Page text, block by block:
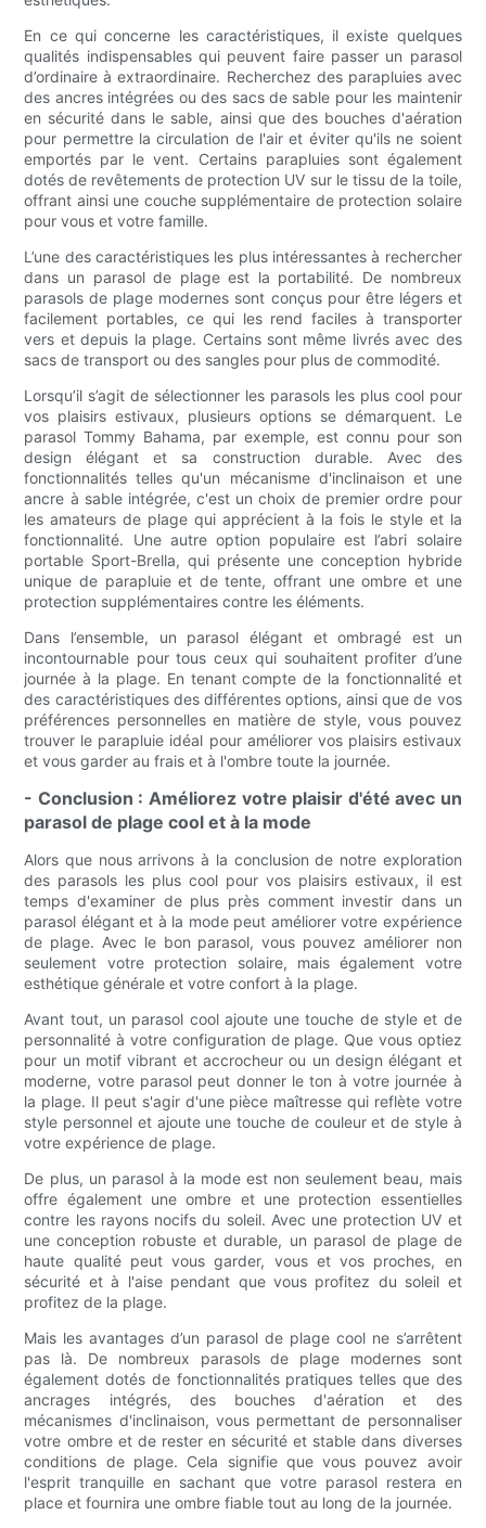
En ce qui concerne les caractéristiques, il existe quelques
qualités indispensables qui peuvent faire passer un parasol
d’ordinaire à extraordinaire. Recherchez des parapluies avec
des ancres intégrées ou des sacs de sable pour les maintenir
en sécurité dans le sable, ainsi que des bouches d'aération
pour permettre la circulation de l'air et éviter qu'ils ne soient
emportés par le vent. Certains parapluies sont également
dotés de revêtements de protection UV sur le tissu de la toile,
offrant ainsi une couche supplémentaire de protection solaire
pour vous et votre famille.
L’une des caractéristiques les plus intéressantes à rechercher
dans un parasol de plage est la portabilité. De nombreux
parasols de plage modernes sont conçus pour être légers et
facilement portables, ce qui les rend faciles à transporter
vers et depuis la plage. Certains sont même livrés avec des
sacs de transport ou des sangles pour plus de commodité.
Lorsqu’il s’agit de sélectionner les parasols les plus cool pour
vos plaisirs estivaux, plusieurs options se démarquent. Le
parasol Tommy Bahama, par exemple, est connu pour son
design élégant et sa construction durable. Avec des
fonctionnalités telles qu'un mécanisme d'inclinaison et une
ancre à sable intégrée, c'est un choix de premier ordre pour
les amateurs de plage qui apprécient à la fois le style et la
fonctionnalité. Une autre option populaire est l’abri solaire
portable Sport-Brella, qui présente une conception hybride
unique de parapluie et de tente, offrant une ombre et une
protection supplémentaires contre les éléments.
Dans l’ensemble, un parasol élégant et ombragé est un
incontournable pour tous ceux qui souhaitent profiter d’une
journée à la plage. En tenant compte de la fonctionnalité et
des caractéristiques des différentes options, ainsi que de vos
préférences personnelles en matière de style, vous pouvez
trouver le parapluie idéal pour améliorer vos plaisirs estivaux
et vous garder au frais et à l'ombre toute la journée.
- Conclusion : Améliorez votre plaisir d'été avec un
parasol de plage cool et à la mode
Alors que nous arrivons à la conclusion de notre exploration
des parasols les plus cool pour vos plaisirs estivaux, il est
temps d'examiner de plus près comment investir dans un
parasol élégant et à la mode peut améliorer votre expérience
de plage. Avec le bon parasol, vous pouvez améliorer non
seulement votre protection solaire, mais également votre
esthétique générale et votre confort à la plage.
Avant tout, un parasol cool ajoute une touche de style et de
personnalité à votre configuration de plage. Que vous optiez
pour un motif vibrant et accrocheur ou un design élégant et
moderne, votre parasol peut donner le ton à votre journée à
la plage. Il peut s'agir d'une pièce maîtresse qui reflète votre
style personnel et ajoute une touche de couleur et de style à
votre expérience de plage.
De plus, un parasol à la mode est non seulement beau, mais
offre également une ombre et une protection essentielles
contre les rayons nocifs du soleil. Avec une protection UV et
une conception robuste et durable, un parasol de plage de
haute qualité peut vous garder, vous et vos proches, en
sécurité et à l'aise pendant que vous profitez du soleil et
profitez de la plage.
Mais les avantages d’un parasol de plage cool ne s’arrêtent
pas là. De nombreux parasols de plage modernes sont
également dotés de fonctionnalités pratiques telles que des
ancrages intégrés, des bouches d'aération et des
mécanismes d'inclinaison, vous permettant de personnaliser
votre ombre et de rester en sécurité et stable dans diverses
conditions de plage. Cela signifie que vous pouvez avoir
l'esprit tranquille en sachant que votre parasol restera en
place et fournira une ombre fiable tout au long de la journée.